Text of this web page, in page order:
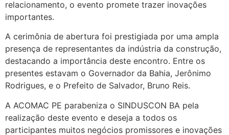
relacionamento, o evento promete trazer inovações
importantes.
A cerimônia de abertura foi prestigiada por uma ampla
presença de representantes da indústria da construção,
destacando a importância deste encontro. Entre os
presentes estavam o Governador da Bahia, Jerônimo
Rodrigues, e o Prefeito de Salvador, Bruno Reis.
A ACOMAC PE parabeniza o SINDUSCON BA pela
realização deste evento e deseja a todos os
participantes muitos negócios promissores e inovações